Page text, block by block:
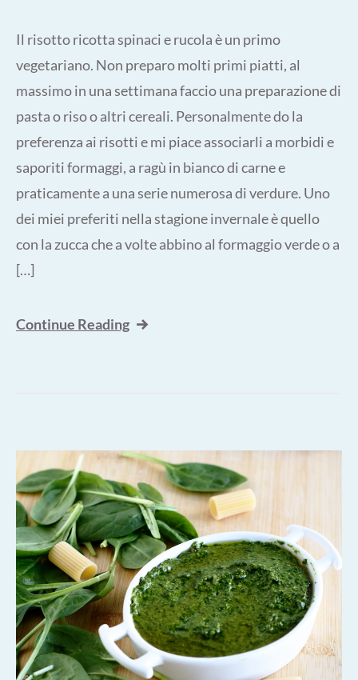
Il risotto ricotta spinaci e rucola è un primo
vegetariano. Non preparo molti primi piatti, al
massimo in una settimana faccio una preparazione di
pasta o riso o altri cereali. Personalmente do la
preferenza ai risotti e mi piace associarli a morbidi e
saporiti formaggi, a ragù in bianco di carne e
praticamente a una serie numerosa di verdure. Uno
dei miei preferiti nella stagione invernale è quello
con la zucca che a volte abbino al formaggio verde o a
[…]
Continue Reading